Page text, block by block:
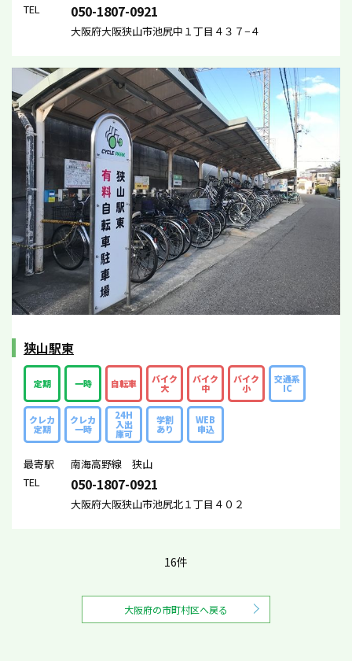
TEL
050-1807-0921
大阪府大阪狭山市池尻中１丁目４３７−４
狭山駅東
定期 一時 自転車 バイク
大
バイク
中
バイク
小
交通系
IC
クレカ
定期
クレカ
一時
24H
入出
庫可
学割
あり
WEB
申込
最寄駅
南海高野線 狭山
TEL
050-1807-0921
大阪府大阪狭山市池尻北１丁目４０２
16件
大阪府の市町村区へ戻る